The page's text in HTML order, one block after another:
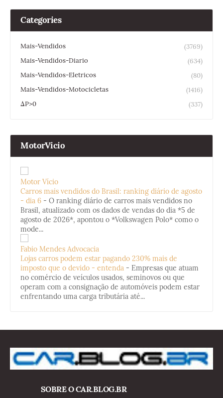
Categories
Mais-Vendidos
(3769)
Mais-Vendidos-Diario
(634)
Mais-Vendidos-Eletricos
(80)
Mais-Vendidos-Motocicletas
(1416)
ΔP>0
(337)
MotorVicio
Motor Vício
Carros mais vendidos do Brasil: ranking diário de agosto
- dia 6 - O ranking diário de carros mais vendidos no
Brasil, atualizado com os dados de vendas do dia *5 de
agosto de 2026*, apontou o *Volkswagen Polo* como o
mode...
Fabio Mendes Advocacia
Lojas carros podem estar pagando 230% mais de
imposto que o devido - entenda - Empresas que atuam
no comércio de veículos usados, seminovos ou que
operam com a consignação de automóveis podem estar
enfrentando uma carga tributária até...
SOBRE O CAR.BLOG.BR